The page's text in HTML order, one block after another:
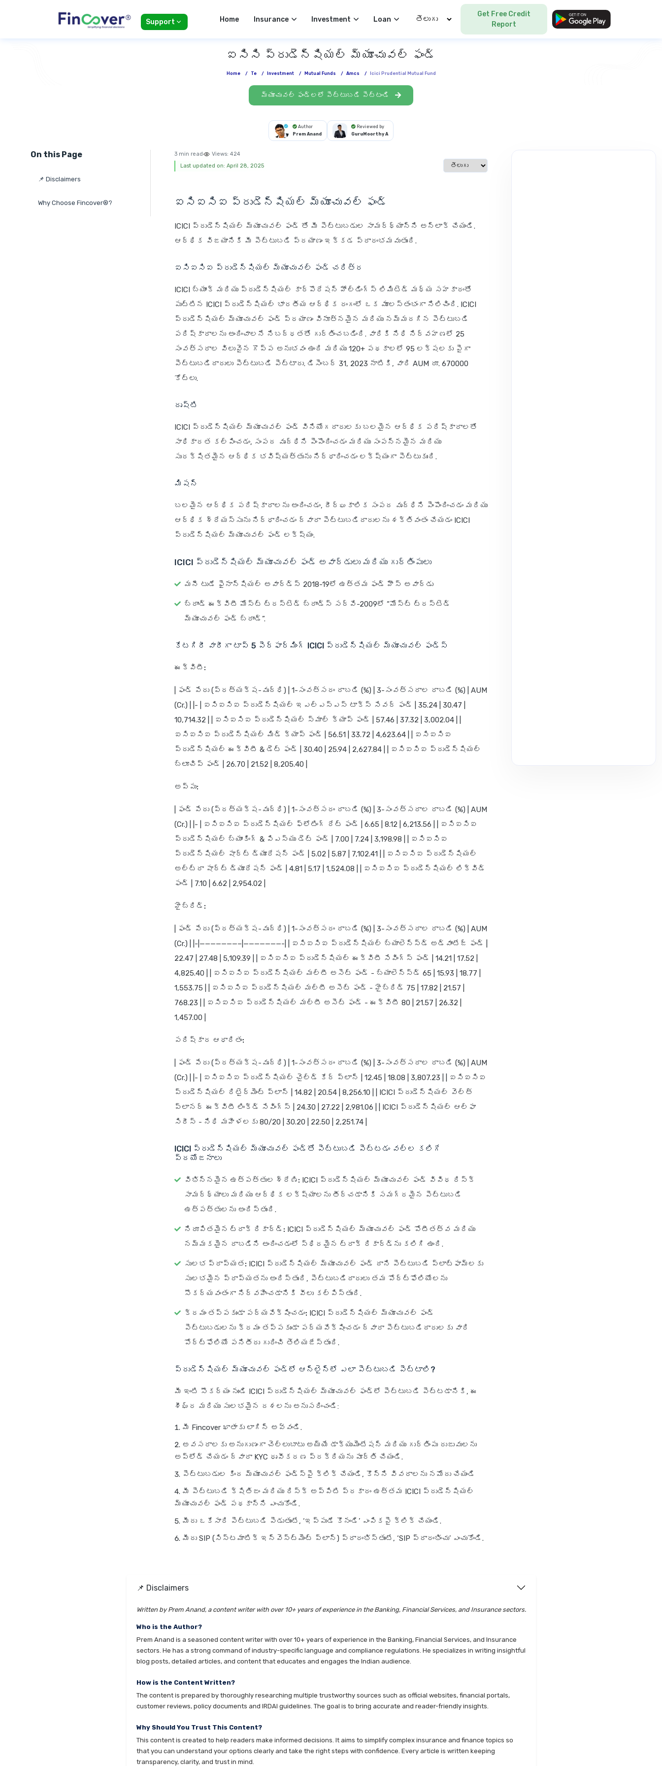
Support Home Insurance Investment Loan Select Language
Get Free Credit
Report
ఐసిసి ప్రుడెన్షియల్ మ్యూచువల్ ఫండ్
Home / Te / Investment / Mutual Funds / Amcs / Icici Prudential Mutual Fund
మ్యూచువల్ ఫండ్లలో పెట్టుబడి పెట్టండి
Author
Prem Anand
Reviewed by
GuruMoorthy A
On this Page
📌 Disclaimers
Why Choose Fincover®?
3 min read Views: 424
Last updated on: April 28, 2025
Select language
ఐసిఐసిఐ ప్రుడెన్షియల్ మ్యూచువల్ ఫండ్
ICICI ప్రుడెన్షియల్ మ్యూచువల్ ఫండ్ తో మీ పెట్టుబడుల సామర్థ్యాన్ని అన్‌లాక్ చేయండి.
ఆర్థిక విజయానికి మీ పెట్టుబడి ప్రయాణం ఇక్కడ ప్రారంభమవుతుంది.
ఐసిఐసిఐ ప్రుడెన్షియల్ మ్యూచువల్ ఫండ్ చరిత్ర
ICICI బ్యాంక్ మరియు ప్రుడెన్షియల్ కార్పొరేషన్ హోల్డింగ్స్ లిమిటెడ్ మధ్య సహకారంతో
పుట్టిన ICICI ప్రుడెన్షియల్ భారతీయ ఆర్థిక రంగంలో ఒక మూలస్తంభంగా నిలిచింది. ICICI
ప్రుడెన్షియల్ మ్యూచువల్ ఫండ్ ప్రయాణం వినూత్నమైన మరియు నమ్మదగిన పెట్టుబడి
పరిష్కారాలను అందించాలనే నిబద్ధతతో గుర్తించబడింది. వారికి నిధి నిర్వహణలో 25
సంవత్సరాల విలువైన గొప్ప అనుభవం ఉంది మరియు 120+ పథకాలలో 95 లక్షలకు పైగా
పెట్టుబడిదారులు పెట్టుబడి పెట్టారు. డిసెంబర్ 31, 2023 నాటికి, వారి AUM రూ. 670000
కోట్లు.
దృష్టి
ICICI ప్రుడెన్షియల్ మ్యూచువల్ ఫండ్ వినియోగదారులకు బలమైన ఆర్థిక పరిష్కారాలతో
సాధికారత కల్పించడం, సంపద వృద్ధిని పెంపొందించడం మరియు సంపన్నమైన మరియు
సురక్షితమైన ఆర్థిక భవిష్యత్తును నిర్ధారించడం లక్ష్యంగా పెట్టుకుంది.
మిషన్
బలమైన ఆర్థిక పరిష్కారాలను అందించడం, దీర్ఘకాలిక సంపద వృద్ధిని పెంపొందించడం మరియు
ఆర్థిక శ్రేయస్సును నిర్ధారించడం ద్వారా పెట్టుబడిదారులను శక్తివంతం చేయడం ICICI
ప్రుడెన్షియల్ మ్యూచువల్ ఫండ్ లక్ష్యం.
ICICI ప్రుడెన్షియల్ మ్యూచువల్ ఫండ్ అవార్డులు మరియు గుర్తింపులు
మనీ టుడే ఫైనాన్షియల్ అవార్డ్స్ 2018-19లో ఉత్తమ ఫండ్ హౌస్ అవార్డు
బ్రాండ్ ఈక్విటీ మోస్ట్ ట్రస్టెడ్ బ్రాండ్స్ సర్వే-2009లో “మోస్ట్ ట్రస్టెడ్
మ్యూచువల్ ఫండ్ బ్రాండ్”.
కేటగిరీ వారీగా టాప్ 5 పెర్ఫార్మింగ్ ICICI ప్రుడెన్షియల్ మ్యూచువల్ ఫండ్స్
ఈక్విటీ:
| ఫండ్ పేరు (ప్రత్యక్ష-వృద్ధి) | 1-సంవత్సరం రాబడి (%) | 3-సంవత్సరాల రాబడి (%) | AUM
(Cr.) | |- | ఐసిఐసిఐ ప్రుడెన్షియల్ ఇఎల్ఎస్ఎస్ టాక్స్ సేవర్ ఫండ్ | 35.24 | 30.47 |
10,714.32 | | ఐసిఐసిఐ ప్రుడెన్షియల్ స్మాల్ క్యాప్ ఫండ్ | 57.46 | 37.32 | 3,002.04 | |
ఐసిఐసిఐ ప్రుడెన్షియల్ మిడ్ క్యాప్ ఫండ్ | 56.51 | 33.72 | 4,623.64 | | ఐసిఐసిఐ
ప్రుడెన్షియల్ ఈక్విటీ & డెట్ ఫండ్ | 30.40 | 25.94 | 2,627.84 | | ఐసిఐసిఐ ప్రుడెన్షియల్
బ్లూచిప్ ఫండ్ | 26.70 | 21.52 | 8,205.40 |
అప్పు:
| ఫండ్ పేరు (ప్రత్యక్ష-వృద్ధి) | 1-సంవత్సరం రాబడి (%) | 3-సంవత్సరాల రాబడి (%) | AUM
(Cr.) | |- | ఐసిఐసిఐ ప్రుడెన్షియల్ ఫ్లోటింగ్ రేట్ ఫండ్ | 6.65 | 8.12 | 6,213.56 | | ఐసిఐసిఐ
ప్రుడెన్షియల్ బ్యాంకింగ్ & పిఎస్‌యు డెట్ ఫండ్ | 7.00 | 7.24 | 3,198.98 | | ఐసిఐసిఐ
ప్రుడెన్షియల్ షార్ట్ డ్యూరేషన్ ఫండ్ | 5.02 | 5.87 | 7,102.41 | | ఐసిఐసిఐ ప్రుడెన్షియల్
అల్ట్రా షార్ట్ డ్యూరేషన్ ఫండ్ | 4.81 | 5.17 | 1,524.08 | | ఐసిఐసిఐ ప్రుడెన్షియల్ లిక్విడ్
ఫండ్ | 7.10 | 6.62 | 2,954.02 |
హైబ్రిడ్:
| ఫండ్ పేరు (ప్రత్యక్ష-వృద్ధి) | 1-సంవత్సరం రాబడి (%) | 3-సంవత్సరాల రాబడి (%) | AUM
(Cr.) | |-|———————–|———————-| | ఐసిఐసిఐ ప్రుడెన్షియల్ బ్యాలెన్స్‌డ్ అడ్వాంటేజ్ ఫండ్ |
22.47 | 27.48 | 5,109.39 | | ఐసిఐసిఐ ప్రుడెన్షియల్ ఈక్విటీ సేవింగ్స్ ఫండ్ | 14.21 | 17.52 |
4,825.40 | | ఐసిఐసిఐ ప్రుడెన్షియల్ మల్టీ అసెట్ ఫండ్ - బ్యాలెన్స్‌డ్ 65 | 15.93 | 18.77 |
1,553.75 | | ఐసిఐసిఐ ప్రుడెన్షియల్ మల్టీ అసెట్ ఫండ్ - హైబ్రిడ్ 75 | 17.82 | 21.57 |
768.23 | | ఐసిఐసిఐ ప్రుడెన్షియల్ మల్టీ అసెట్ ఫండ్ - ఈక్విటీ 80 | 21.57 | 26.32 |
1,457.00 |
పరిష్కార ఆధారితం:
| ఫండ్ పేరు (ప్రత్యక్ష-వృద్ధి) | 1-సంవత్సరం రాబడి (%) | 3-సంవత్సరాల రాబడి (%) | AUM
(Cr.) | |- | ఐసిఐసిఐ ప్రుడెన్షియల్ చైల్డ్ కేర్ ప్లాన్ | 12.45 | 18.08 | 3,807.23 | | ఐసిఐసిఐ
ప్రుడెన్షియల్ రిటైర్మెంట్ ప్లాన్ | 14.82 | 20.54 | 8,256.10 | | ICICI ప్రుడెన్షియల్ వెల్త్
ప్లానర్ ఈక్విటీ లింక్డ్ సేవింగ్స్ | 24.30 | 27.22 | 2,981.06 | | ICICI ప్రుడెన్షియల్ ఆల్ఫా
సిరీస్ - నిధి మహిళలకు 80/20 | 30.20 | 22.50 | 2,251.74 |
ICICI ప్రుడెన్షియల్ మ్యూచువల్ ఫండ్‌తో పెట్టుబడి పెట్టడం వల్ల కలిగే
ప్రయోజనాలు
విభిన్నమైన ఉత్పత్తుల శ్రేణి: ICICI ప్రుడెన్షియల్ మ్యూచువల్ ఫండ్ వివిధ రిస్క్
సామర్థ్యాలు మరియు ఆర్థిక లక్ష్యాలను తీర్చడానికి సమగ్రమైన పెట్టుబడి
ఉత్పత్తులను అందిస్తుంది.
నిరూపితమైన ట్రాక్ రికార్డ్: ICICI ప్రుడెన్షియల్ మ్యూచువల్ ఫండ్ పోటీతత్వ మరియు
నమ్మకమైన రాబడిని అందించడంలో స్థిరమైన ట్రాక్ రికార్డ్‌ను కలిగి ఉంది.
సులభ ప్రాప్యత: ICICI ప్రుడెన్షియల్ మ్యూచువల్ ఫండ్ దాని పెట్టుబడి ప్లాట్‌ఫామ్‌లకు
సులభమైన ప్రాప్యతను అందిస్తుంది, పెట్టుబడిదారులు తమ పోర్ట్‌ఫోలియోలను
సౌకర్యవంతంగా నిర్వహించడానికి వీలు కల్పిస్తుంది.
క్రమం తప్పకుండా పర్యవేక్షించడం: ICICI ప్రుడెన్షియల్ మ్యూచువల్ ఫండ్
పెట్టుబడులను క్రమం తప్పకుండా పర్యవేక్షించడం ద్వారా పెట్టుబడిదారులకు వారి
పోర్ట్‌ఫోలియో పనితీరు గురించి తెలియజేస్తుంది.
ప్రుడెన్షియల్ మ్యూచువల్ ఫండ్‌లో ఆన్‌లైన్‌లో ఎలా పెట్టుబడి పెట్టాలి?
మీ ఇంటి సౌకర్యం నుండి ICICI ప్రుడెన్షియల్ మ్యూచువల్ ఫండ్‌లో పెట్టుబడి పెట్టడానికి, ఈ
శీఘ్ర మరియు సులభమైన దశలను అనుసరించండి:
మీ Fincover ఖాతాకు లాగిన్ అవ్వండి.
అవసరాలకు అనుగుణంగా చెల్లుబాటు అయ్యే డాక్యుమెంటేషన్ మరియు గుర్తింపు రుజువులను
అప్‌లోడ్ చేయడం ద్వారా KYC ధృవీకరణ ప్రక్రియను పూర్తి చేయండి.
పెట్టుబడుల కింద మ్యూచువల్ ఫండ్స్‌పై క్లిక్ చేయండి, కొన్ని వివరాలను నమోదు చేయండి
మీ పెట్టుబడి క్షితిజం మరియు రిస్క్ అప్పిటి ప్రకారం ఉత్తమ ICICI ప్రుడెన్షియల్
మ్యూచువల్ ఫండ్ పథకాన్ని ఎంచుకోండి.
మీరు ఒకేసారి పెట్టుబడి పెడుతుంటే, ‘ఇప్పుడే కొనండి’ ఎంపికపై క్లిక్ చేయండి.
మీరు SIP (సిస్టమాటిక్ ఇన్వెస్ట్‌మెంట్ ప్లాన్) ప్రారంభిస్తుంటే, ‘SIP ప్రారంభించు’ ఎంచుకోండి.
📌 Disclaimers
Written by Prem Anand, a content writer with over 10+ years of experience in the Banking, Financial Services, and Insurance sectors.
Who is the Author?
Prem Anand is a seasoned content writer with over 10+ years of experience in the Banking, Financial Services, and Insurance
sectors. He has a strong command of industry-specific language and compliance regulations. He specializes in writing insightful
blog posts, detailed articles, and content that educates and engages the Indian audience.
How is the Content Written?
The content is prepared by thoroughly researching multiple trustworthy sources such as official websites, financial portals,
customer reviews, policy documents and IRDAI guidelines. The goal is to bring accurate and reader-friendly insights.
Why Should You Trust This Content?
This content is created to help readers make informed decisions. It aims to simplify complex insurance and finance topics so
that you can understand your options clearly and take the right steps with confidence. Every article is written keeping
transparency, clarity, and trust in mind.